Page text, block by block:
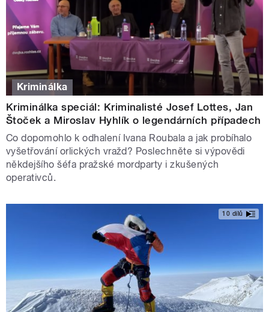
Kriminálka
Kriminálka speciál: Kriminalisté Josef Lottes, Jan
Štoček a Miroslav Hyhlík o legendárních případech
Co dopomohlo k odhalení Ivana Roubala a jak probíhalo
vyšetřování orlických vražd? Poslechněte si výpovědi
někdejšího šéfa pražské mordparty i zkušených
operativců.
10 dílů